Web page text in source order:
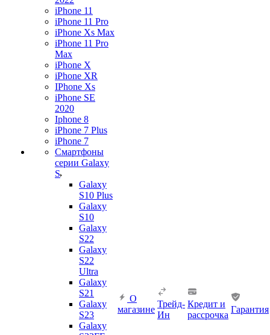
iPhone 11
iPhone 11 Pro
iPhone Xs Max
iPhone 11 Pro
Max
iPhone X
iPhone XR
IPhone Xs
iPhone SE
2020
Iphone 8
iPhone 7 Plus
iPhone 7
Смартфоны
серии Galaxy
S
Galaxy
S10 Plus
Galaxy
S10
Galaxy
S22
Galaxy
S22
Ultra
Galaxy
S21
Galaxy
S23
Galaxy
О
магазине
Трейд-
Ин
Кредит и
рассрочка
Гарантия